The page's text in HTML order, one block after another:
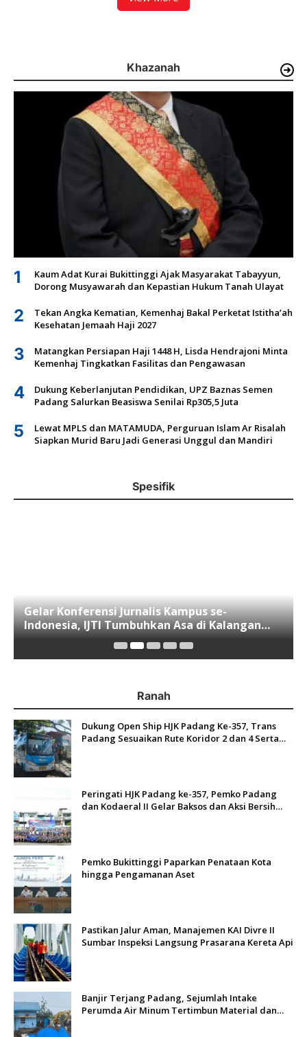
Khazanah
1
Kaum Adat Kurai Bukittinggi Ajak Masyarakat Tabayyun,
Dorong Musyawarah dan Kepastian Hukum Tanah Ulayat
2
Tekan Angka Kematian, Kemenhaj Bakal Perketat Istitha’ah
Kesehatan Jemaah Haji 2027
3
Matangkan Persiapan Haji 1448 H, Lisda Hendrajoni Minta
Kemenhaj Tingkatkan Fasilitas dan Pengawasan
4
Dukung Keberlanjutan Pendidikan, UPZ Baznas Semen
Padang Salurkan Beasiswa Senilai Rp305,5 Juta
5
Lewat MPLS dan MATAMUDA, Perguruan Islam Ar Risalah
Siapkan Murid Baru Jadi Generasi Unggul dan Mandiri
Spesifik
Gelar Konferensi Jurnalis Kampus se-
Indonesia, IJTI Tumbuhkan Asa di Kalangan
Jurnalis Muda di Era Disruspi Digital
Ranah
Dukung Open Ship HJK Padang Ke-357, Trans
Padang Sesuaikan Rute Koridor 2 dan 4 Serta
Peringati HJK Padang ke-357, Pemko Padang
dan Kodaeral II Gelar Baksos dan Aksi Bersih
Pemko Bukittinggi Paparkan Penataan Kota
hingga Pengamanan Aset
Pastikan Jalur Aman, Manajemen KAI Divre II
Sumbar Inspeksi Langsung Prasarana Kereta Api
Banjir Terjang Padang, Sejumlah Intake
Perumda Air Minum Tertimbun Material dan